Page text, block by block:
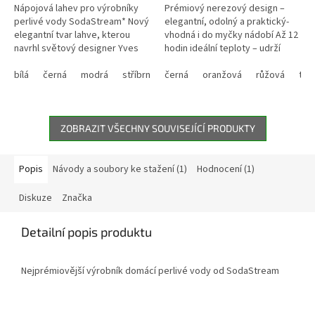
5
hvězdiček.
Nápojová lahev pro výrobníky
perlivé vody SodaStream* Nový
elegantní tvar lahve, kterou
navrhl světový designer Yves
nezávadného plastu bez BPA...
bílá černá modrá stříbrná tyrkysová
5
hvězdiček.
Prémiový nerezový design –
elegantní, odolný a praktický-
vhodná i do myčky nádobí Až 12
hodin ideální teploty – udrží
z prvotřídní dvoustěnné...
černá oranžová růžová
ZOBRAZIT VŠECHNY SOUVISEJÍCÍ PRODUKTY
Popis Návody a soubory ke stažení (1) Hodnocení (1)
Diskuze Značka
Detailní popis produktu
Nejprémiovější výrobník domácí perlivé vody od SodaStream